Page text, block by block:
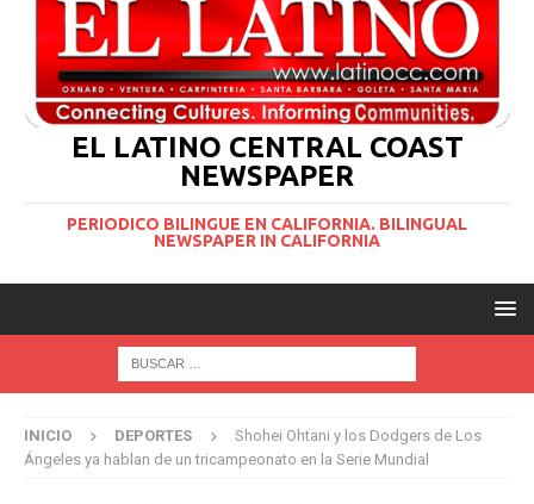
EL LATINO CENTRAL COAST
NEWSPAPER
PERIODICO BILINGUE EN CALIFORNIA. BILINGUAL
NEWSPAPER IN CALIFORNIA
INICIO DEPORTES
Shohei Ohtani y los Dodgers de Los
Ángeles ya hablan de un tricampeonato en la Serie Mundial